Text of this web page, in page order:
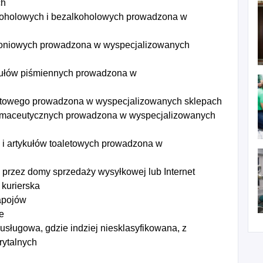
i bezalkoholowych prowadzona w
prowadzona w wyspecjalizowanych
piśmiennych prowadzona w
prowadzona w wyspecjalizowanych sklepach
prowadzona w wyspecjalizowanych
toaletowych prowadzona w
domy sprzedaży wysyłkowej lub Internet
kurierska
gdzie indziej niesklasyfikowana, z